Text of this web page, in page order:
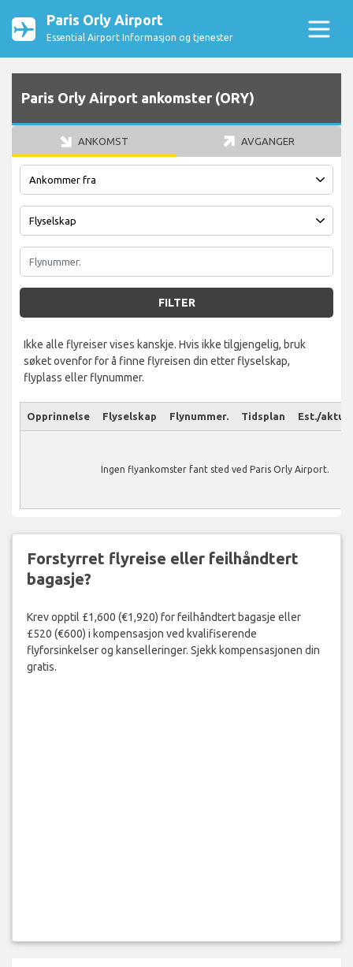
Paris Orly Airport
Essential Airport Informasjon og tjenester
Paris Orly Airport ankomster (ORY)
ANKOMST AVGANGER
FILTER
Ikke alle flyreiser vises kanskje. Hvis ikke tilgjengelig, bruk
søket ovenfor for å finne flyreisen din etter flyselskap,
flyplass eller flynummer.
Opprinnelse Flyselskap Flynummer. Tidsplan Est./
Ingen flyankomster fant sted ved Paris Orly Airport.
Forstyrret flyreise eller feilhåndtert
bagasje?
Krev opptil £1,600 (€1,920) for feilhåndtert bagasje eller
£520 (€600) i kompensasjon ved kvalifiserende
flyforsinkelser og kanselleringer. Sjekk kompensasjonen din
gratis.